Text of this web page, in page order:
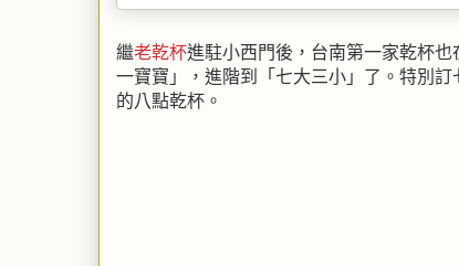
繼老乾杯進駐小西門後，台南第一家乾杯
一寶寶」，進階到「七大三小」了。特別
的八點乾杯。